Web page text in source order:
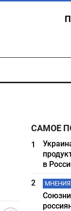
САМОЕ
1
в
2
МНЕНИЯ